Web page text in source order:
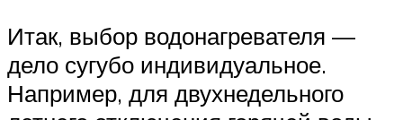
Итак, выбор водонагревателя —
дело сугубо индивидуальное.
Например, для двухнедельного